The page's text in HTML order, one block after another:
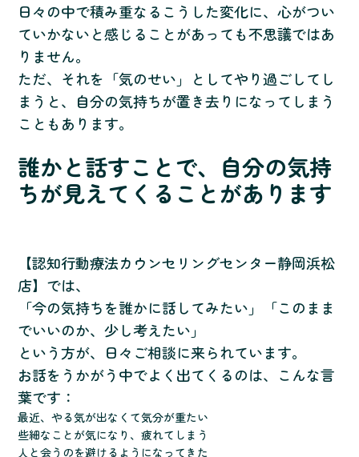
日々の中で積み重なるこうした変化に、心がつい
ていかないと感じることがあっても不思議ではあ
りません。
ただ、それを「気のせい」としてやり過ごしてし
まうと、自分の気持ちが置き去りになってしまう
こともあります。
誰かと話すことで、自分の気持
ちが見えてくることがあります
【認知行動療法カウンセリングセンター静岡浜松
店】では、
「今の気持ちを誰かに話してみたい」「このまま
でいいのか、少し考えたい」
という方が、日々ご相談に来られています。
お話をうかがう中でよく出てくるのは、こんな言
葉です：
最近、やる気が出なくて気分が重たい
些細なことが気になり、疲れてしまう
人と会うのを避けるようになってきた